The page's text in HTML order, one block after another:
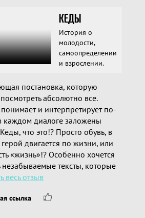
КЕДЫ
История о
молодости,
самоопределении
и взрослении.
постановка, которую
абсолютно все.
и интерпретирует по-
каждом диалоге заложены
что это!? Просто обувь, в
двигается по жизни, или
«жизнь»!? Особенно хочется
незабываемые тексты, которые
весь отзыв
ссылка